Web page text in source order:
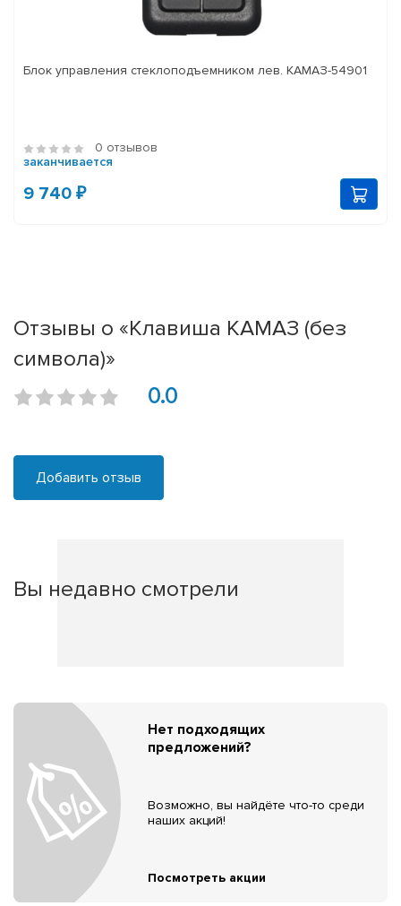
Блок управления стеклоподъемником лев. КАМАЗ-54901
0 отзывов
заканчивается
9 740 ₽
Отзывы о «Клавиша КАМАЗ (без
символа)»
0.0
Добавить отзыв
Вы недавно смотрели
Нет подходящих
предложений?
Возможно, вы найдёте что-то среди
наших акций!
Посмотреть акции